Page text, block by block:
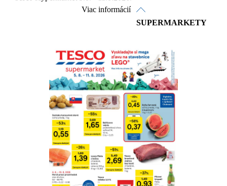
Viac informácií
Pozrieť online
Stiahnuť
SUPERMARKETY